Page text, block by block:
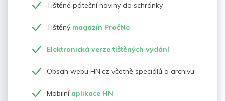
Tištěné páteční noviny do schránky
Tištěný magazín PročNe
Elektronická verze tištěných vydání
Obsah webu HN.cz včetně speciálů a archivu
Mobilní aplikace HN